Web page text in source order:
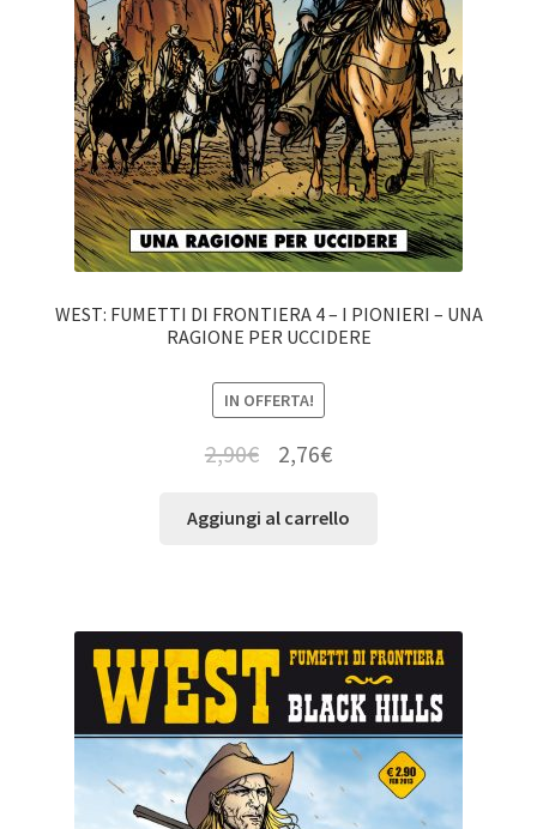
WEST: FUMETTI DI FRONTIERA 4 – I PIONIERI – UNA
RAGIONE PER UCCIDERE
IN OFFERTA!
2,90€ 2,76€
Aggiungi al carrello